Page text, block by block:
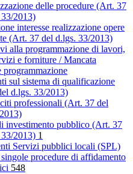
delle procedure (Art. 37
2013)
interesse realizzazione opere
(Art. 37 del d.lgs. 33/2013)
alla programmazione di lavori,
e forniture / Mancata
programmazione
sul sistema di qualificazione
d.lgs. 33/2013)
professionali (Art. 37 del
investimento pubblico (Art. 37
2013) 1
Servizi pubblici locali (SPL)
procedure di affidamento
548